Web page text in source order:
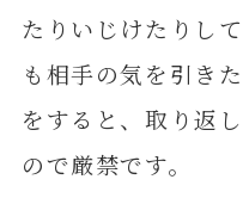
たりいじけたりし
も相手の気を引き
をすると、取り返
ので厳禁です。